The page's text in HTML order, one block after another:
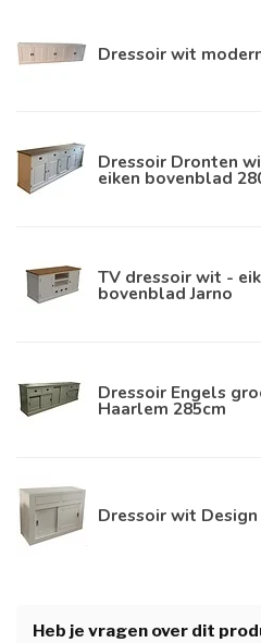
Dressoir wit
Dressoir Dronten
eiken bovenblad
TV dressoir wit -
bovenblad Jarno
Dressoir Engels
Haarlem 285cm
Dressoir wit Design
Heb je vragen over dit